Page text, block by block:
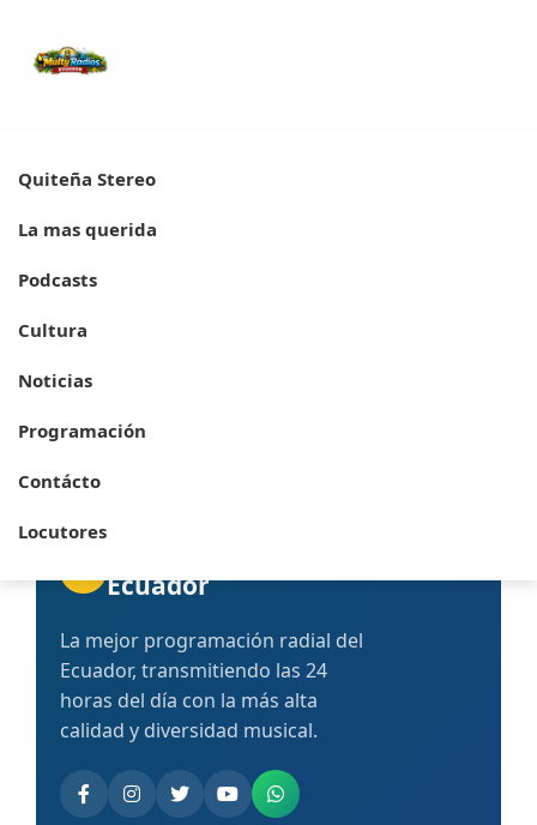
Quiteña Stereo
La mas querida
Podcasts
Cultura
Noticias(página actual)
Programación
Contácto
Locutores
📰 Últimas Noticias
Mantente informado con nuestras noticias más
recientes.
No hay noticias publicadas todavía. ¡Vuelve pronto!
Ecuador
La mejor programación radial del
Ecuador, transmitiendo las 24
horas del día con la más alta
calidad y diversidad musical.
(abre en nueva ventana)
(abre en nueva ventana)
(abre en nueva ventana)
(abre en nueva ventana)
(abre en nueva ventana)